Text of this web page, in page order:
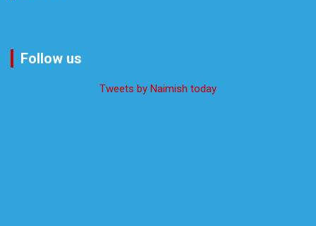
Follow us
Tweets by Naimish today